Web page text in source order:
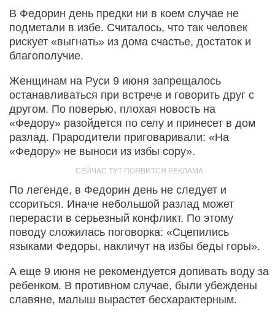
В Федорин день предки ни в коем случае не
подметали в избе. Считалось, что так человек
рискует «выгнать» из дома счастье, достаток и
благополучие.
Женщинам на Руси 9 июня запрещалось
останавливаться при встрече и говорить друг с
другом. По поверью, плохая новость на
«Федору» разойдется по селу и принесет в дом
разлад. Прародители приговаривали: «На
«Федору» не выноси из избы сору».
По легенде, в Федорин день не следует и
ссориться. Иначе небольшой разлад может
перерасти в серьезный конфликт. По этому
поводу сложилась поговорка: «Сцепились
языками Федоры, накличут на избы беды горы».
А еще 9 июня не рекомендуется допивать воду за
ребенком. В противном случае, были убеждены
славяне, малыш вырастет бесхарактерным.